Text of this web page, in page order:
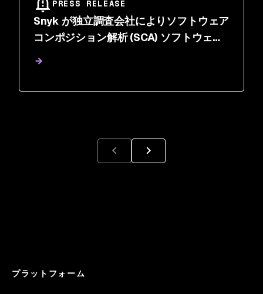
PRESS RELEASE
Snyk が独立調査会社によりソフトウェア
コンポジション解析 (SCA) ソフトウェア
プラットフォーム